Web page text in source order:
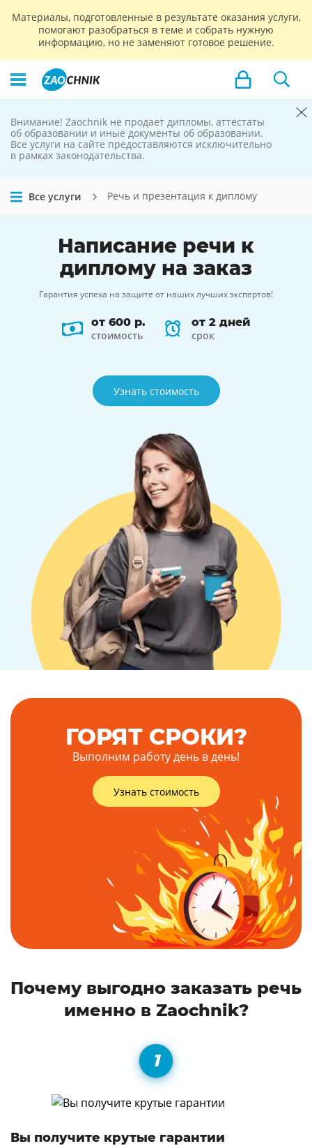
Материалы, подготовленные в результате оказания услуги,
помогают разобраться в теме и собрать нужную
информацию, но не заменяют готовое решение.
Zaochnik
не продает
Внимание! Zaochnik не продает дипломы, аттестаты
об образовании и иные документы об образовании.
Все услуги на сайте предоставляются исключительно
в рамках законодательства.
Все услуги Речь и презентация к диплому
Написание речи к
диплому на заказ
Гарантия успеха на защите от наших лучших экспертов!
от 600 р.
стоимость
от 2 дней
срок
Узнать стоимость
ГОРЯТ СРОКИ?
Выполним работу день в день!
Узнать стоимость
Почему выгодно заказать речь
именно в Zaochnik?
Вы получите крутые гарантии